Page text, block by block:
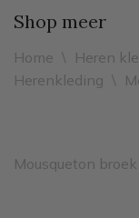
Shop meer
Home \ Heren
Herenkleding \
Mousqueton